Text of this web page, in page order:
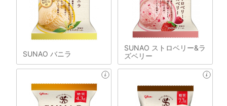
SUNAO バニラ
SUNAO ストロベリー&ラ
ズベリー